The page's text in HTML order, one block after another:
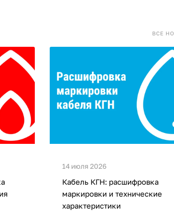
ВСЕ
14 июля 2026
Кабель КГН: расшифровка
маркировки и технические
характеристики